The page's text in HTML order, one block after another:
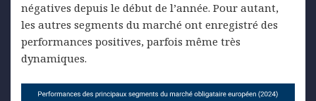
négatives depuis le début de l’année. Pour autant,
les autres segments du marché ont enregistré des
performances positives, parfois même très
dynamiques.